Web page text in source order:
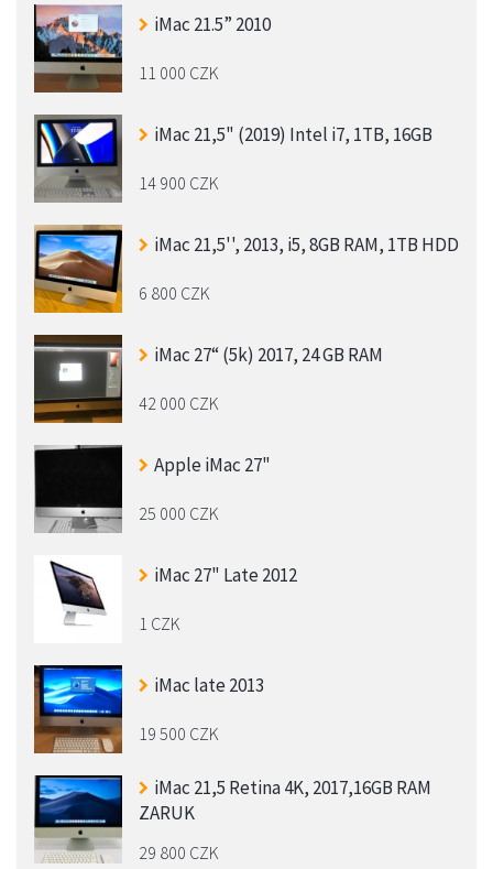
iMac 21.5” 2010
11 000 CZK
iMac 21,5" (2019) Intel i7, 1TB, 16GB
14 900 CZK
iMac 21,5'', 2013, i5, 8GB RAM, 1TB HDD
6 800 CZK
iMac 27“ (5k) 2017, 24 GB RAM
42 000 CZK
Apple iMac 27"
25 000 CZK
iMac 27" Late 2012
1 CZK
iMac late 2013
19 500 CZK
iMac 21,5 Retina 4K, 2017,16GB RAM
ZARUK
29 800 CZK